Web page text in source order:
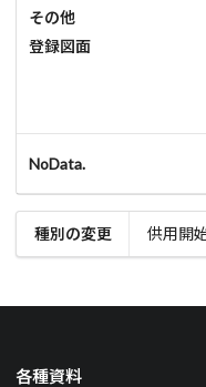
その他
登録図面
NoData.
種別の変更 供用開
各種資料